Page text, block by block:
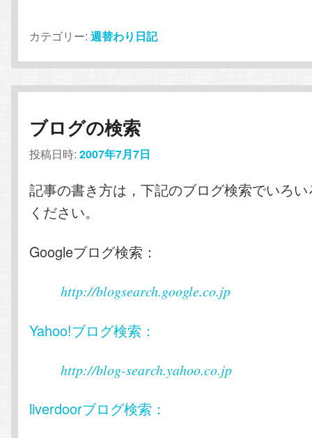
カテゴリー: 週替わり日記
ブログの検索
投稿日時:2007年7月7日
記事の書き方は，下記のブログ検索でいろ
ください。
Googleブログ検索：
http://blogsearch.google.co.jp
Yahoo!ブログ検索：
http://blog-search.yahoo.co.jp
liverdoorブログ検索：